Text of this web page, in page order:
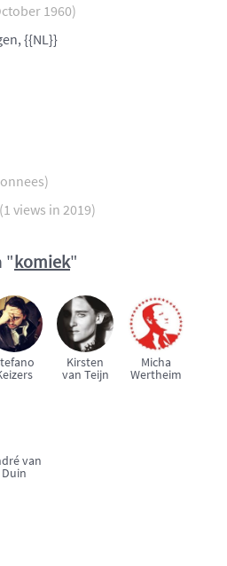
1960)
{{NL}}
(1 views in 2019)
"komiek"
Kirsten
van Teijn
Micha
Wertheim
van
Duin